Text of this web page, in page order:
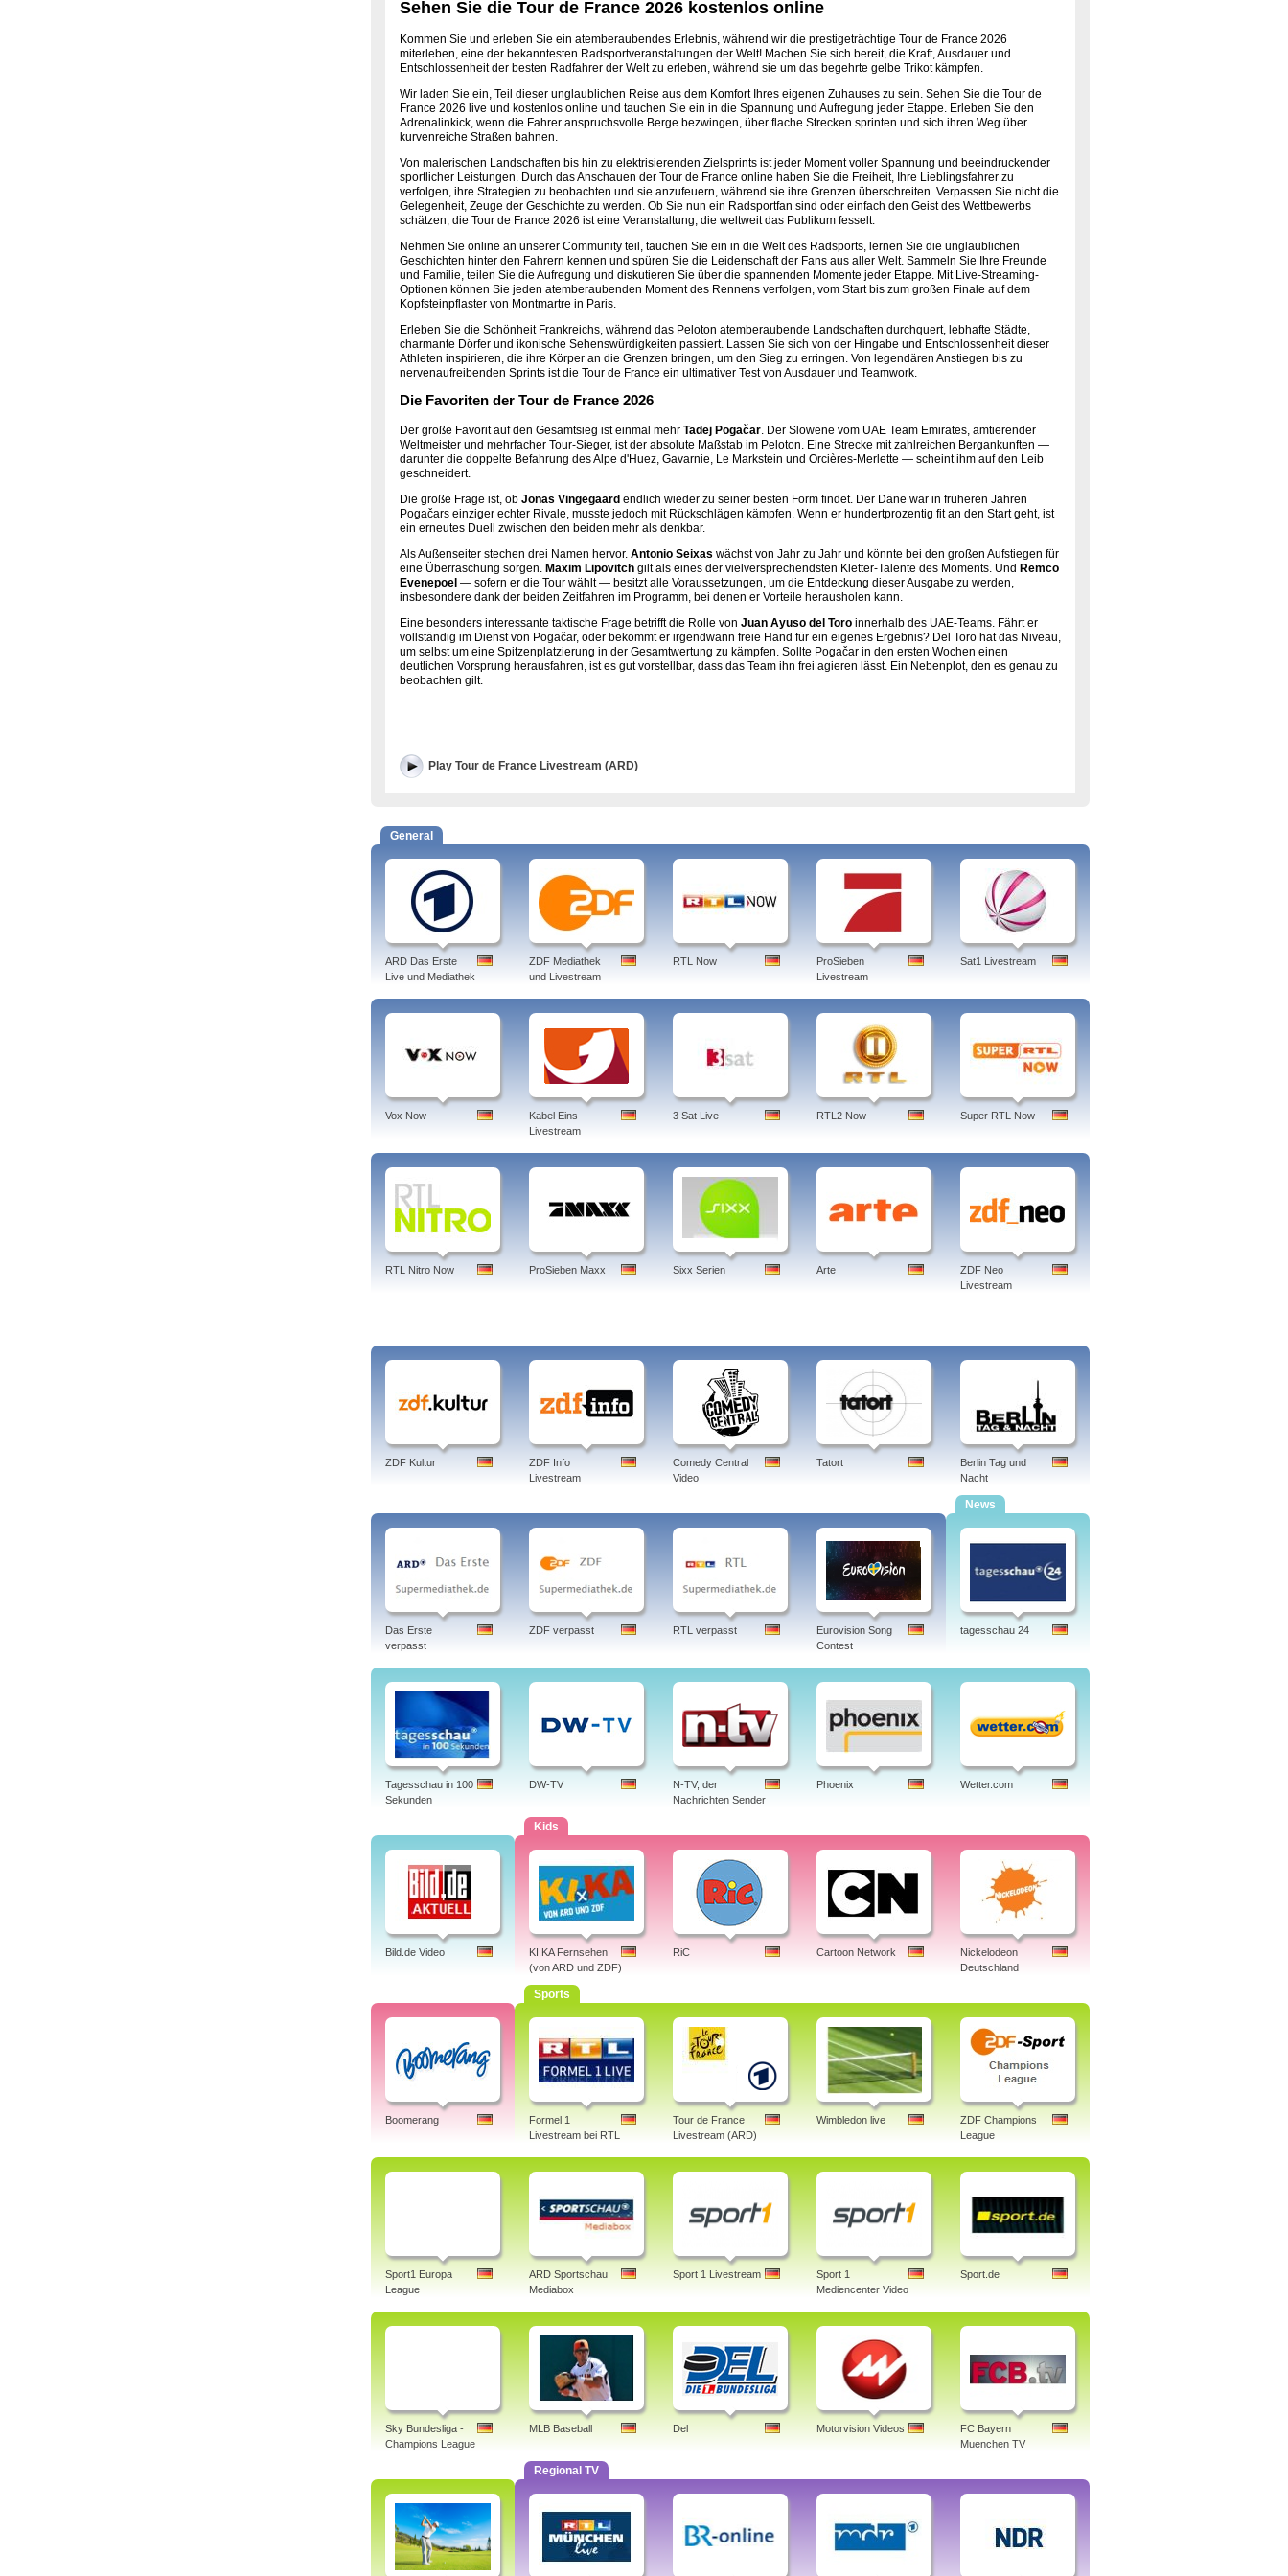
Sehen Sie die Tour de France 2026 kostenlos online
Kommen Sie und erleben Sie ein atemberaubendes Erlebnis, während wir die prestigeträchtige Tour de France 2026
miterleben, eine der bekanntesten Radsportveranstaltungen der Welt! Machen Sie sich bereit, die Kraft, Ausdauer und
Entschlossenheit der besten Radfahrer der Welt zu erleben, während sie um das begehrte gelbe Trikot kämpfen.
Wir laden Sie ein, Teil dieser unglaublichen Reise aus dem Komfort Ihres eigenen Zuhauses zu sein. Sehen Sie die Tour de
France 2026 live und kostenlos online und tauchen Sie ein in die Spannung und Aufregung jeder Etappe. Erleben Sie den
Adrenalinkick, wenn die Fahrer anspruchsvolle Berge bezwingen, über flache Strecken sprinten und sich ihren Weg über
kurvenreiche Straßen bahnen.
Von malerischen Landschaften bis hin zu elektrisierenden Zielsprints ist jeder Moment voller Spannung und beeindruckender
sportlicher Leistungen. Durch das Anschauen der Tour de France online haben Sie die Freiheit, Ihre Lieblingsfahrer zu
verfolgen, ihre Strategien zu beobachten und sie anzufeuern, während sie ihre Grenzen überschreiten. Verpassen Sie nicht die
Gelegenheit, Zeuge der Geschichte zu werden. Ob Sie nun ein Radsportfan sind oder einfach den Geist des Wettbewerbs
schätzen, die Tour de France 2026 ist eine Veranstaltung, die weltweit das Publikum fesselt.
Nehmen Sie online an unserer Community teil, tauchen Sie ein in die Welt des Radsports, lernen Sie die unglaublichen
Geschichten hinter den Fahrern kennen und spüren Sie die Leidenschaft der Fans aus aller Welt. Sammeln Sie Ihre Freunde
und Familie, teilen Sie die Aufregung und diskutieren Sie über die spannenden Momente jeder Etappe. Mit Live-Streaming-
Optionen können Sie jeden atemberaubenden Moment des Rennens verfolgen, vom Start bis zum großen Finale auf dem
Kopfsteinpflaster von Montmartre in Paris.
Erleben Sie die Schönheit Frankreichs, während das Peloton atemberaubende Landschaften durchquert, lebhafte Städte,
charmante Dörfer und ikonische Sehenswürdigkeiten passiert. Lassen Sie sich von der Hingabe und Entschlossenheit dieser
Athleten inspirieren, die ihre Körper an die Grenzen bringen, um den Sieg zu erringen. Von legendären Anstiegen bis zu
nervenaufreibenden Sprints ist die Tour de France ein ultimativer Test von Ausdauer und Teamwork.
Die Favoriten der Tour de France 2026
Der große Favorit auf den Gesamtsieg ist einmal mehr Tadej Pogačar. Der Slowene vom UAE Team Emirates, amtierender
Weltmeister und mehrfacher Tour-Sieger, ist der absolute Maßstab im Peloton. Eine Strecke mit zahlreichen Bergankunften —
darunter die doppelte Befahrung des Alpe d'Huez, Gavarnie, Le Markstein und Orcières-Merlette — scheint ihm auf den Leib
geschneidert.
Die große Frage ist, ob Jonas Vingegaard endlich wieder zu seiner besten Form findet. Der Däne war in früheren Jahren
Pogačars einziger echter Rivale, musste jedoch mit Rückschlägen kämpfen. Wenn er hundertprozentig fit an den Start geht, ist
ein erneutes Duell zwischen den beiden mehr als denkbar.
Als Außenseiter stechen drei Namen hervor. Antonio Seixas wächst von Jahr zu Jahr und könnte bei den großen Aufstiegen für
eine Überraschung sorgen. Maxim Lipovitch gilt als eines der vielversprechendsten Kletter-Talente des Moments. Und Remco
Evenepoel — sofern er die Tour wählt — besitzt alle Voraussetzungen, um die Entdeckung dieser Ausgabe zu werden,
insbesondere dank der beiden Zeitfahren im Programm, bei denen er Vorteile herausholen kann.
Eine besonders interessante taktische Frage betrifft die Rolle von Juan Ayuso del Toro innerhalb des UAE-Teams. Fährt er
vollständig im Dienst von Pogačar, oder bekommt er irgendwann freie Hand für ein eigenes Ergebnis? Del Toro hat das Niveau,
um selbst um eine Spitzenplatzierung in der Gesamtwertung zu kämpfen. Sollte Pogačar in den ersten Wochen einen
deutlichen Vorsprung herausfahren, ist es gut vorstellbar, dass das Team ihn frei agieren lässt. Ein Nebenplot, den es genau zu
beobachten gilt.
Play Tour de France Livestream (ARD)
General
ARD Das Erste
Live und Mediathek
ZDF Mediathek
und Livestream
RTL Now
ProSieben
Livestream
Sat1 Livestream
Vox Now
Kabel Eins
Livestream
3 Sat Live RTL2 Now Super RTL Now
RTL Nitro Now ProSieben Maxx Sixx Serien Arte
ZDF Neo
Livestream
ZDF Kultur
ZDF Info
Livestream
Comedy Central
Video
Tatort
Berlin Tag und
Nacht
Das Erste
verpasst
ZDF verpasst RTL verpasst
Eurovision Song
Contest
News
tagesschau 24
Tagesschau in 100
Sekunden
DW-TV
N-TV, der
Nachrichten Sender
Phoenix Wetter.com
Bild.de Video
Kids
KI.KA Fernsehen
(von ARD und ZDF)
RiC Cartoon Network
Nickelodeon
Deutschland
Boomerang
Sports
Formel 1
Livestream bei RTL
Tour de France
Livestream (ARD)
Wimbledon live
ZDF Champions
League
Sport1 Europa
League
ARD Sportschau
Mediabox
Sport 1 Livestream
Sport 1
Mediencenter Video
Sport.de
Sky Bundesliga -
Champions League
MLB Baseball Del Motorvision Videos
FC Bayern
Muenchen TV
Regional TV